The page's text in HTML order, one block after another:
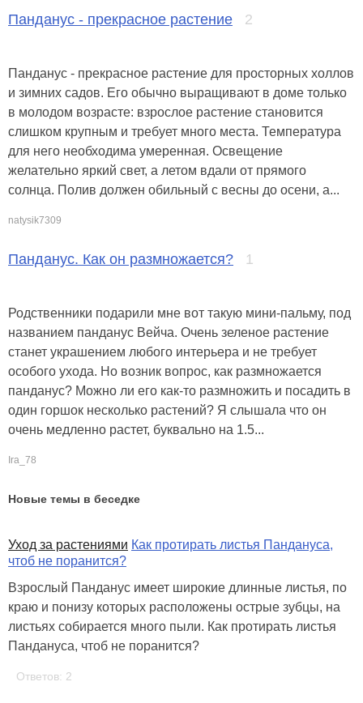
Панданус - прекрасное растение 2
Панданус - прекрасное растение для просторных холлов
и зимних садов. Его обычно выращивают в доме только
в молодом возрасте: взрослое растение становится
слишком крупным и требует много места. Температура
для него необходима умеренная. Освещение
желательно яркий свет, а летом вдали от прямого
солнца. Полив должен обильный с весны до осени, а...
natysik7309
Панданус. Как он размножается? 1
Родственники подарили мне вот такую мини-пальму, под
названием панданус Вейча. Очень зеленое растение
станет украшением любого интерьера и не требует
особого ухода. Но возник вопрос, как размножается
панданус? Можно ли его как-то размножить и посадить в
один горшок несколько растений? Я слышала что он
очень медленно растет, буквально на 1.5...
Ira_78
Новые темы в беседке
Уход за растениями Как протирать листья Пандануса,
чтоб не поранится?
Взрослый Панданус имеет широкие длинные листья, по
краю и понизу которых расположены острые зубцы, на
листьях собирается много пыли. Как протирать листья
Пандануса, чтоб не поранится?
Ответов: 2